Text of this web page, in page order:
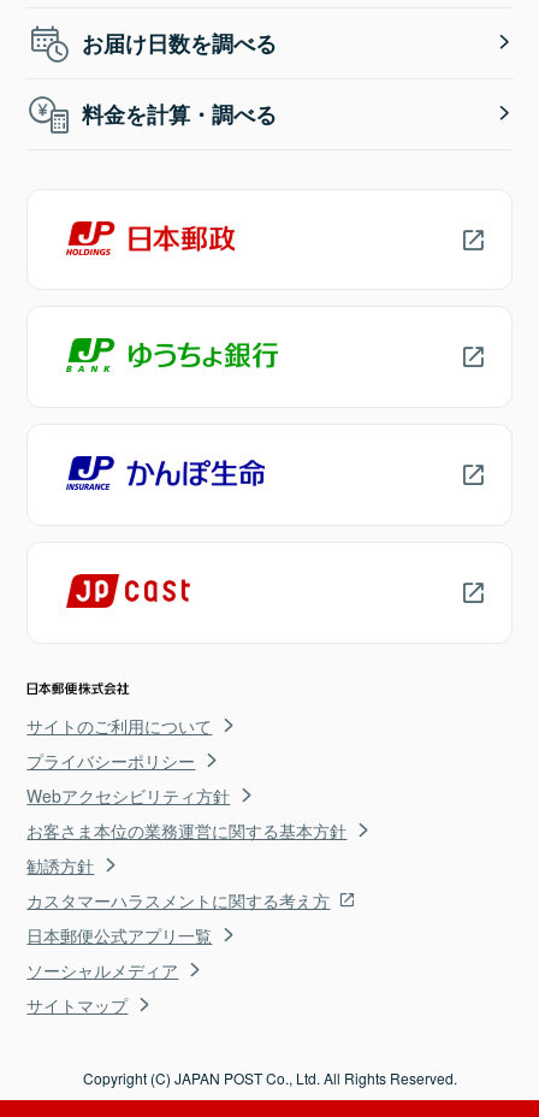
お届け日数を調べる
料金を計算・調べる
サイトのご利用について
プライバシーポリシー
Webアクセシビリティ方針
お客さま本位の業務運営に関する基本方針
勧誘方針
カスタマーハラスメントに関する考え方
日本郵便公式アプリ一覧
ソーシャルメディア
サイトマップ
Copyright (C) JAPAN POST Co., Ltd. All Rights Reserved.